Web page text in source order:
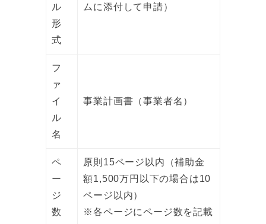
ル
形
式
ムに添付して申請）
フ
ァ
イ
ル
名
事業計画書（事業者名）
ペ
ー
ジ
数
原則15ページ以内（補助金
額1,500万円以下の場合は10
ページ以内）
※各ページにページ数を記載